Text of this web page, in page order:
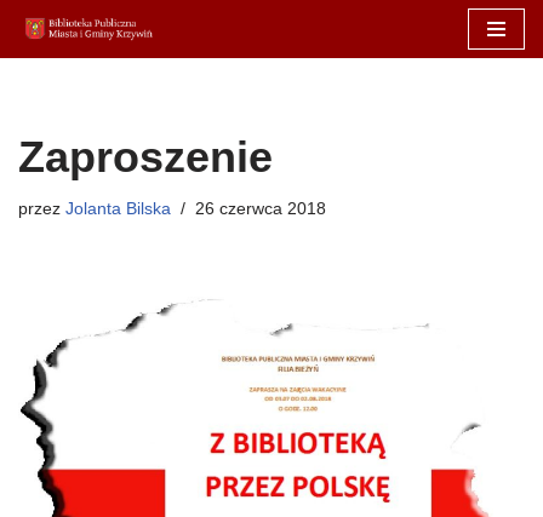
Przejdź
Zaproszenie
przez Jolanta Bilska 26 czerwca 2018